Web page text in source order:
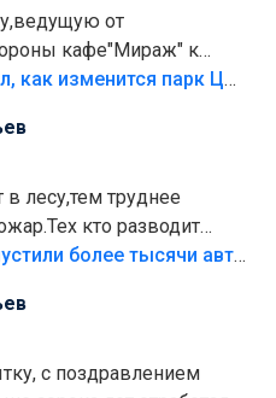
от
кафе"Мираж" к
то бордюры
еще,видимо,часть
Глава Тольятти рассказал, как изменится парк Центрального района
лесу,тем труднее
кто разводит
штрафовать.Камер полно
В тольяттинский лес не пустили более тысячи автомобилей
с поздравлением